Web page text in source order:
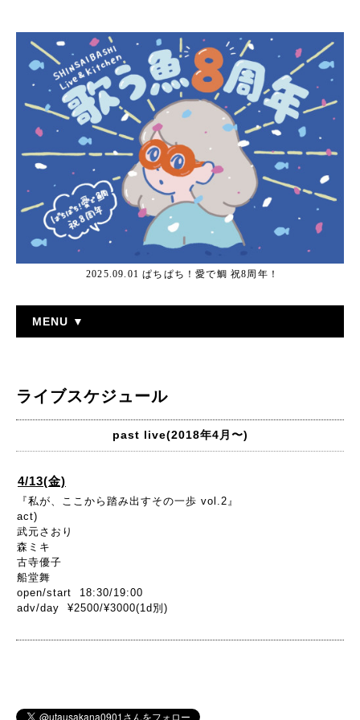
2025.09.01 ぱちぱち！愛で鯛 祝8周年！
MENU ▼
ライブスケジュール
past live(2018年4月〜)
4/13(金)
『私が、ここから踏み出すその一歩 vol.2』
act)
武元さおり
森ミキ
古寺優子
船堂舞
open/start 18:30/19:00
adv/day ¥2500/¥3000(1d別)